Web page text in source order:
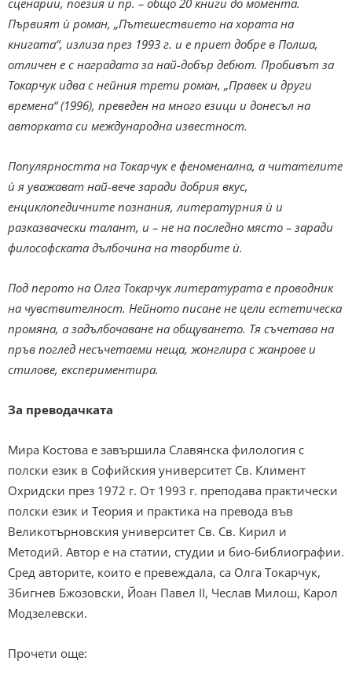
Първият ѝ роман, „Пътешествието на хората на
книгата“, излиза през 1993 г. и е приет добре в Полша,
отличен е с наградата за най-добър дебют. Пробивът за
Токарчук идва с нейния трети роман, „Правек и други
времена“ (1996), преведен на много езици и донесъл на
авторката си международна известност.
Популярността на Токарчук е феноменална, а читателите
ѝ я уважават най-вече заради добрия вкус,
енциклопедичните познания, литературния ѝ и
разказвачески талант, и – не на последно място – заради
философската дълбочина на творбите ѝ.
Под перото на Олга Токарчук литературата е проводник
на чувствителност. Нейното писане не цели естетическа
промяна, а задълбочаване на общуването. Тя съчетава на
пръв поглед несъчетаеми неща, жонглира с жанрове и
стилове, експериментира.
За преводачката
Мира Костова е завършила Славянска филология с
полски език в Софийския университет Св. Климент
Охридски през 1972 г. От 1993 г. преподава практически
полски език и Теория и практика на превода във
Великотърновския университет Св. Св. Кирил и
Методий. Автор е на статии, студии и био-библиографии.
Сред авторите, които е превеждала, са Олга Токарчук,
Збигнев Бжозовски, Йоан Павел II, Чеслав Милош, Карол
Модзелевски.
Прочети още: